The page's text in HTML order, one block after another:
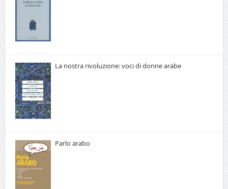
La nostra rivoluzione: voci di donne arabe
Parlo arabo